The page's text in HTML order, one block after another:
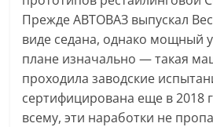
Прежде АВТОВАЗ выпускал
виде седана, однако мощный
плане изначально — такая
проходила заводские
сертифицирована еще в 2018
всему, эти наработки не